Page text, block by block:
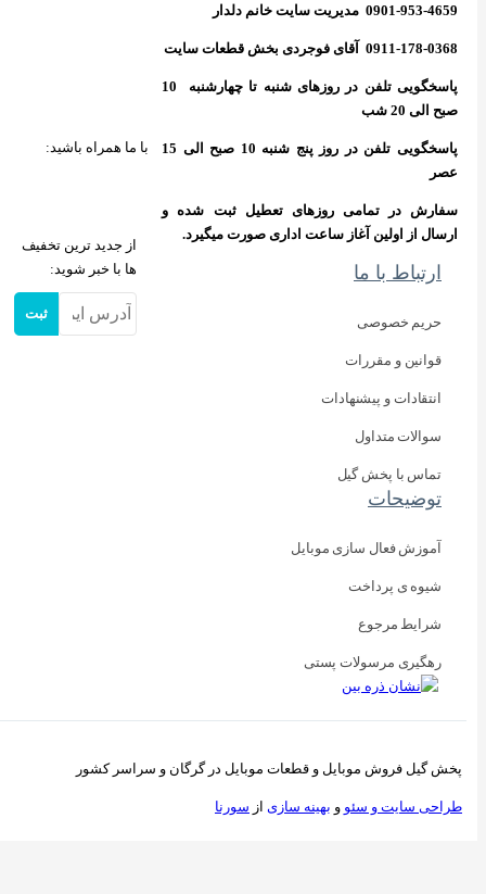
0901-953-4659 مدیریت سایت خانم دلدار
0911-178-0368 آقای فوجردی بخش قطعات سایت
پاسخگویی تلفن در روزهای شنبه تا چهارشنبه 10
صبح الی 20 شب
پاسخگویی تلفن در روز پنج شنبه 10 صبح الی 15
عصر
سفارش در تمامی روزهای تعطیل ثبت شده و
ارسال از اولین آغاز ساعت اداری صورت میگیرد.
ارتباط با ما
حریم خصوصی
قوانین و مقررات
انتقادات و پیشنهادات
سوالات متداول
تماس با پخش گیل
توضیحات
آموزش فعال سازی موبایل
شیوه ی پرداخت
شرایط مرجوع
رهگیری مرسولات پستی
با ما همراه باشید:
از جدید ترین تخفیف
ها با خبر شوید:
ثبت
پخش گیل فروش موبایل و قطعات موبایل در گرگان و سراسر کشور
طراحی سایت و سئوو بهینه سازی از سورنا